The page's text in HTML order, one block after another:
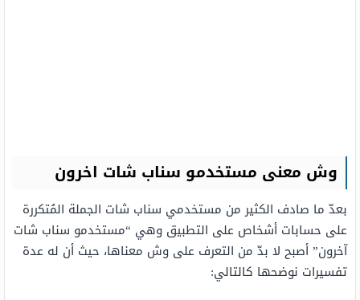
وش معنى مستخدمو سناب شات اخرون
بعدّ ما صادف الكثير من مستخدمي سناب شات الجملة المُتكررة
على حسابات أشخاص على التطبيق وهي “مستخدمو سناب شات
آخرون” أصبح لا بدّ من التعرف على وش معناها، حيث أن له عدة
تفسيرات نوضحها كالتالي: